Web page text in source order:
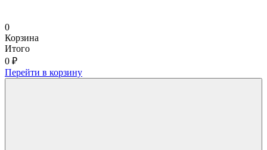
0
Корзина
Итого
0 ₽
Перейти в корзину